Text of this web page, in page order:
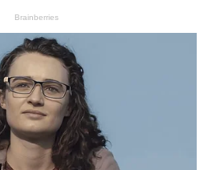
Brainberries